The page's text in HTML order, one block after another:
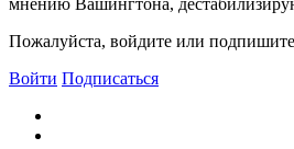
мнению Bашингтона,
Пожалуйста, войдите или
Войти Подписаться